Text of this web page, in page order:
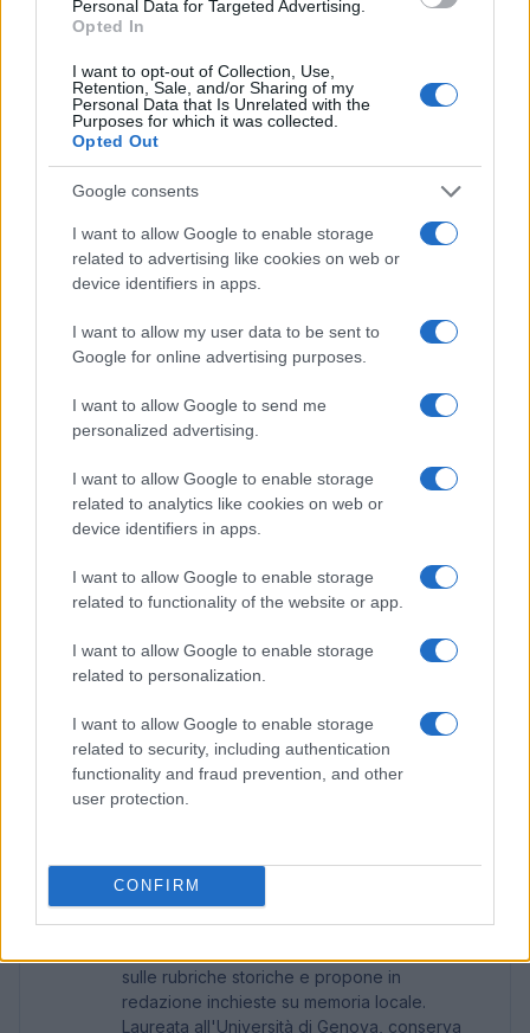
Personal Data for Targeted Advertising.
Opted In
I want to opt-out of Collection, Use,
Retention, Sale, and/or Sharing of my
Personal Data that Is Unrelated with the
Purposes for which it was collected.
Opted Out
Google consents
I want to allow Google to enable storage
related to advertising like cookies on web or
device identifiers in apps.
I want to allow my user data to be sent to
Google for online advertising purposes.
I want to allow Google to send me
personalized advertising.
I want to allow Google to enable storage
related to analytics like cookies on web or
device identifiers in apps.
I want to allow Google to enable storage
related to functionality of the website or app.
I want to allow Google to enable storage
related to personalization.
I want to allow Google to enable storage
related to security, including authentication
functionality and fraud prevention, and other
user protection.
CONFIRM
necessario un salto organizzativo. La sicurezza non
distribuita lungo filiere, territori e servizi pubblici.
Senza questo passaggio, la digitalizzazione
aumenta efficienza, ma anche esposizione al
rischio.
Il nodo dei fondi dopo il Pnrr
La roadmap italiana comprende 67 misure, con un
budget di 62,3 miliardi di euro. La Commissione
europea riconosce l’ampiezza della roadmap, ma
invita Ue e Stati membri a evitare un rallentamento
dopo il 2026. La continuità degli investimenti
La Commissione indica alcuni strumenti da
multi-paese, per ridurre la frammentazione del
l’Italia, la sfida è usare questi strumenti come
moltiplicatori industriali, non solo come cornici di
partecipazione.
Linda Pellegrini ha raccontato da Genova il
processo di riconversione dell'ex area
portuale entrando in Comune per un'intervista
sulle rubriche storiche e propone in
redazione inchieste su memoria locale.
Laureata all'Università di Genova, conserva